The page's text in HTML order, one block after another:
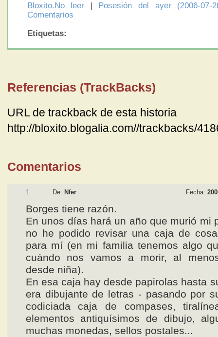
Bloxito.No leer | Posesión del ayer (2006-07-
Comentarios
Etiquetas:
Referencias (TrackBacks)
URL de trackback de esta historia
http://bloxito.blogalia.com//trackbacks/
Comentarios
1 De: Nfer Fecha:
Borges tiene razón.
En unos días hará un año que murió mi
no he podido revisar una caja de
para mí (en mi familia tenemos algo
cuándo nos vamos a morir, al
desde niña).
En esa caja hay desde papirolas hasta
era dibujante de letras - pasando por
codiciada caja de compases,
elementos antiquísimos de dibujo,
muchas monedas, sellos postales...